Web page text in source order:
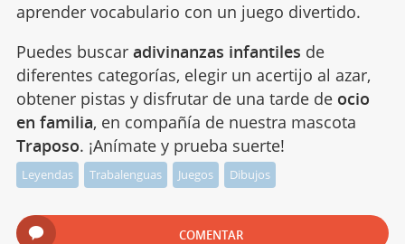
aprender vocabulario con un juego divertido.
Puedes buscar adivinanzas infantiles de
diferentes categorías, elegir un acertijo al azar,
obtener pistas y disfrutar de una tarde de ocio
en familia, en compañía de nuestra mascota
Traposo. ¡Anímate y prueba suerte!
Leyendas Trabalenguas Juegos Dibujos
COMENTAR